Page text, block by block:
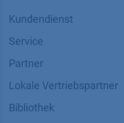
Kundendienst
Service
Partner
Lokale Vertriebspartner
Bibliothek